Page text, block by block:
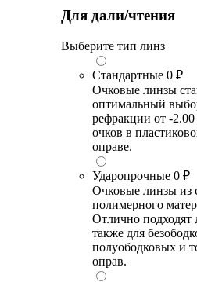
Для дали/чтения
Выберите тип линз
Стандартные 0 ₽
Очковые линзы
оптимальный
рефракции от -
очков в
оправе.
Ударопрочные 0 ₽
Очковые линзы из
полимерного
Отлично подходят
также для
полуободковых и
оправ.